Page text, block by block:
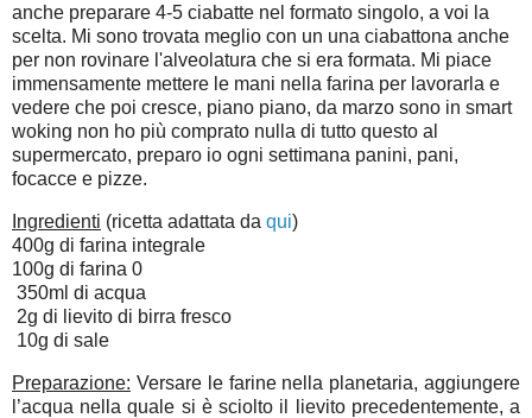
anche preparare 4-5 ciabatte nel formato singolo, a voi la
scelta. Mi sono trovata meglio con un una ciabattona anche
per non rovinare l'alveolatura che si era formata. Mi piace
immensamente mettere le mani nella farina per lavorarla e
vedere che poi cresce, piano piano, da marzo sono in smart
woking non ho più comprato nulla di tutto questo al
supermercato, preparo io ogni settimana panini, pani,
focacce e pizze.
Ingredienti (ricetta adattata da qui)
400g di farina integrale
100g di farina 0
350ml di acqua
2g di lievito di birra fresco
10g di sale
Preparazione: Versare le farine nella planetaria, aggiungere
l’acqua nella quale si è sciolto il lievito precedentemente, a